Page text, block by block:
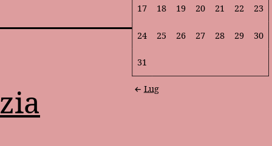
17 18 19 20 21 22 23
24 25 26 27 28 29 30
31
Lug